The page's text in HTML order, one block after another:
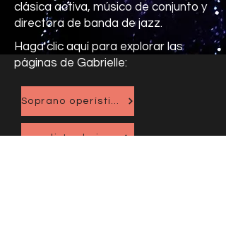
clásica activa, músico de conjunto y
directora de banda de jazz.
Haga clic aquí para explorar las
páginas de Gabrielle:
Soprano operística
vocalista de jazz